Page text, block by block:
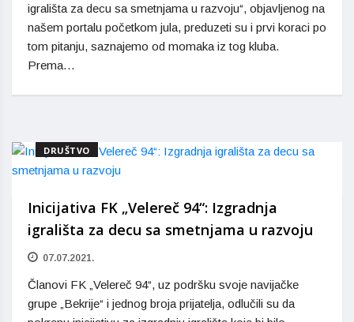
igrališta za decu sa smetnjama u razvoju“, objavljenog na
našem portalu početkom jula, preduzeti su i prvi koraci po
tom pitanju, saznajemo od momaka iz tog kluba.
Prema…
DRUŠTVO
Inicijativa FK „Velereč 94“: Izgradnja
igrališta za decu sa smetnjama u razvoju
07.07.2021.
Članovi FK „Velereč 94“, uz podršku svoje navijačke
grupe „Bekrije“ i jednog broja prijatelja, odlučili su da